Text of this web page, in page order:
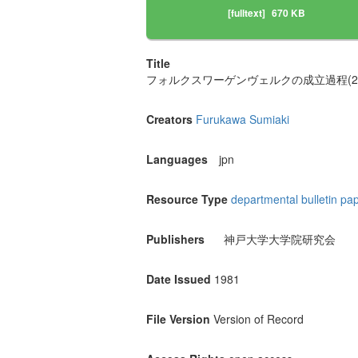
[fulltext] 670 KB
Title
フォルクスワーゲンヴェルクの成立過程
Creators Furukawa Sumiaki
Languages jpn
Resource Type departmental bulletin
Publishers 神戸大学大学院研究会
Date Issued 1981
File Version Version of Record